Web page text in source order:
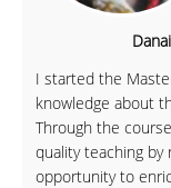
I started the
knowledge about
Through the
quality teaching
opportunity to